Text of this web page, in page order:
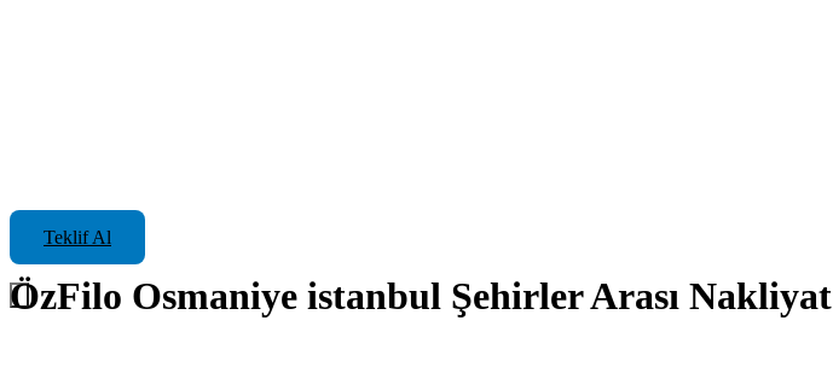
Teklif Al
ÖzFilo Osmaniye istanbul Şehirler Arası Nakliyat